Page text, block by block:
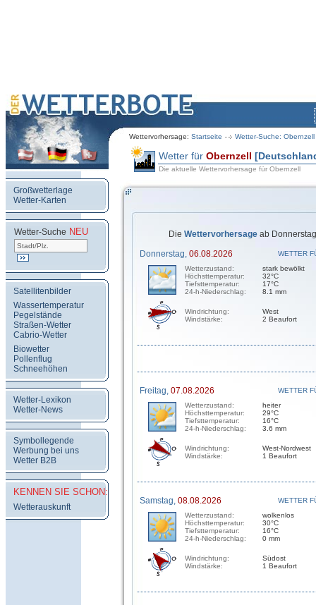
Wettervorhersage: Startseite Wetter-Suche: Obernzell
Großwetterlage
Wetter-Karten
Wetter-Suche NEU
Satellitenbilder
Wassertemperatur
Pegelstände
Straßen-Wetter
Cabrio-Wetter
Biowetter
Pollenflug
Schneehöhen
Wetter-Lexikon
Wetter-News
Symbollegende
Werbung bei uns
Wetter B2B
KENNEN SIE SCHON:
Wetterauskunft
Wetter für Obernzell
Die aktuelle Wettervorhersage für Obernzell
Die Wettervorhersage ab
Donnerstag, 06.08.2026
WETTER
Wetterzustand:
Höchsttemperatur:
Tiefsttemperatur:
24-h-Niederschlag:
stark bewölkt
32°C
17°C
8.1 mm
Windrichtung:
Windstärke:
West
2 Beaufort
Freitag, 07.08.2026
WETTER
Wetterzustand:
Höchsttemperatur:
Tiefsttemperatur:
24-h-Niederschlag:
heiter
29°C
16°C
3.6 mm
Windrichtung:
Windstärke:
West-Nordwest
1 Beaufort
Samstag, 08.08.2026
WETTER
Wetterzustand:
Höchsttemperatur:
Tiefsttemperatur:
24-h-Niederschlag:
wolkenlos
30°C
16°C
0 mm
Windrichtung:
Windstärke:
Südost
1 Beaufort